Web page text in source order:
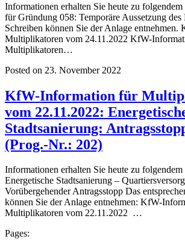
Informationen erhalten Sie heute zu
für Gründung 058: Temporäre Aussetzung des
Schreiben können Sie der Anlage
Multiplikatoren vom 24.11.2022 KfW-
Multiplikatoren…
Posted on 23. November 2022
KfW-Information für
vom 22.11.2022:
Stadtsanierung:
(Prog.-Nr.: 202)
Informationen erhalten Sie heute zu
Energetische Stadtsanierung –
Vorübergehender Antragsstopp Das
können Sie der Anlage entnehmen: KfW-
Multiplikatoren vom 22.11.2022 …
Pages: